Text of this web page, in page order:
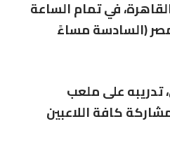
يونيو بالقاهرة، في تمام الساعة
(السادسة مساءً
على ملعب
كافة اللاعبين